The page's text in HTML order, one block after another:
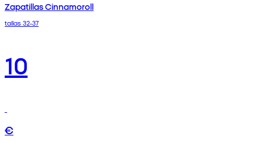
Zapatillas Cinnamoroll
tallas 32-37
10
€